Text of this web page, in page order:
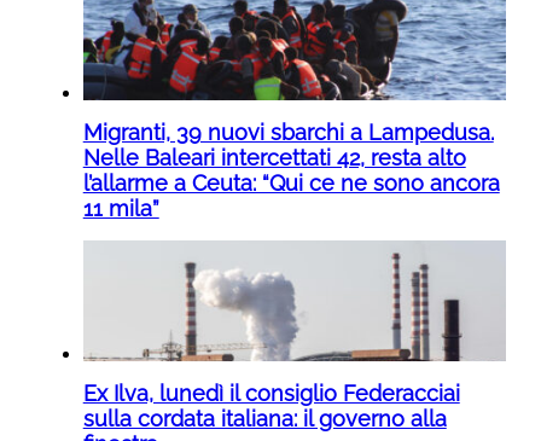
Migranti, 39 nuovi sbarchi a Lampedusa.
Nelle Baleari intercettati 42, resta alto
l’allarme a Ceuta: “Qui ce ne sono ancora
11 mila”
Ex Ilva, lunedì il consiglio Federacciai
sulla cordata italiana: il governo alla